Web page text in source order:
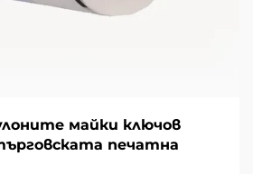
майки ключов
печатна